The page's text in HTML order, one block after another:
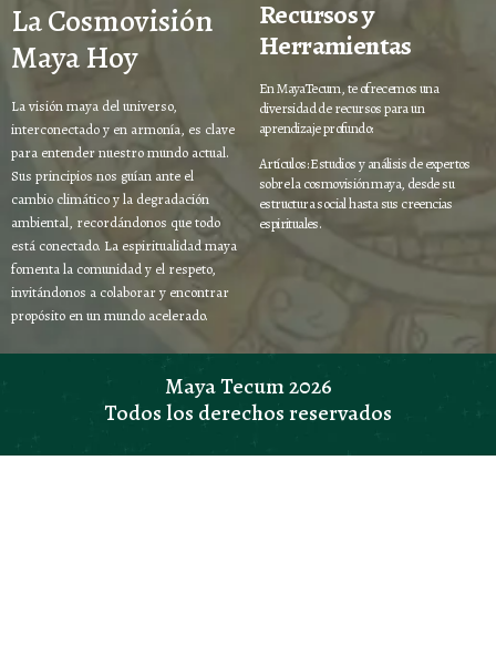
La Cosmovisión
Maya Hoy
La visión maya del universo,
interconectado y en armonía, es clave
para entender nuestro mundo actual.
Sus principios nos guían ante el
cambio climático y la degradación
ambiental, recordándonos que todo
está conectado. La espiritualidad maya
fomenta la comunidad y el respeto,
invitándonos a colaborar y encontrar
propósito en un mundo acelerado.
Recursos y
Herramientas
En MayaTecum, te ofrecemos una
diversidad de recursos para un
aprendizaje profundo:
Artículos: Estudios y análisis de expertos
sobre la cosmovisión maya, desde su
estructura social hasta sus creencias
espirituales.
Maya Tecum 2026
Todos los derechos reservados